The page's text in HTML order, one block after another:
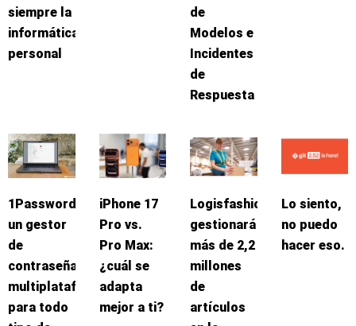
siempre la
informática
personal
de
Modelos e
Incidentes
de
Respuesta
1Password:
un gestor
de
contraseñas
multiplataforma
para todo
iPhone 17
Pro vs.
Pro Max:
¿cuál se
adapta
mejor a ti?
Logisfashion
gestionará
más de 2,2
millones
de
artículos
Lo siento,
no puedo
hacer eso.